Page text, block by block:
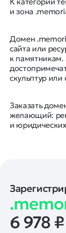
и зона
Домен
сайта или
к памятникам.
скульптур или
Заказать
желающий:
и
6 978 ₽